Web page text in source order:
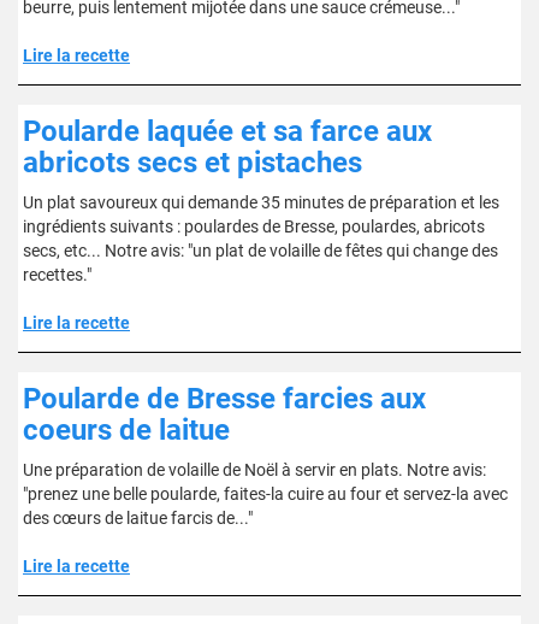
beurre, puis lentement mijotée dans une sauce crémeuse..."
Lire la recette
Poularde laquée et sa farce aux
abricots secs et pistaches
Un plat savoureux qui demande 35 minutes de préparation et les
ingrédients suivants : poulardes de Bresse, poulardes, abricots
secs, etc... Notre avis: "un plat de volaille de fêtes qui change des
recettes."
Lire la recette
Poularde de Bresse farcies aux
coeurs de laitue
Une préparation de volaille de Noël à servir en plats. Notre avis:
"prenez une belle poularde, faites-la cuire au four et servez-la avec
des cœurs de laitue farcis de..."
Lire la recette